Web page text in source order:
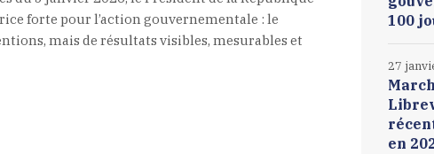
forte pour l’action gouvernementale : le
mais de résultats visibles, mesurables et
100
en
27